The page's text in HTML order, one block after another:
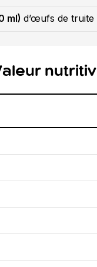
ml) d’œufs de truite